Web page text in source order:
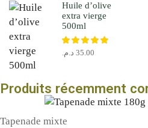
Huile d’olive
extra vierge
500ml
35.00 د.م.
Produits récemment
Tapenade mixte